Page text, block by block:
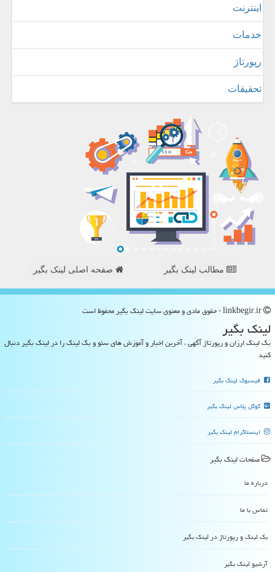
اینترنت
خدمات
رپورتاژ
تحقیقات
مطالب لینک بگیر صفحه اصلی لینک بگیر
لینك بگیر
بک لینک ارزان و رپورتاژ آگهی ، آخرین اخبار و آموزش های سئو و بک لینک را در لینک بگیر دنبال
کنید
فیسبوک لینک بگیر
گوگل پلاس لینک بگیر
اینستاگرام لینک بگیر
صفحات لینك بگیر
درباره ما
تماس با ما
بک لینک و رپورتاژ در لینك بگیر
آرشیو لینك بگیر